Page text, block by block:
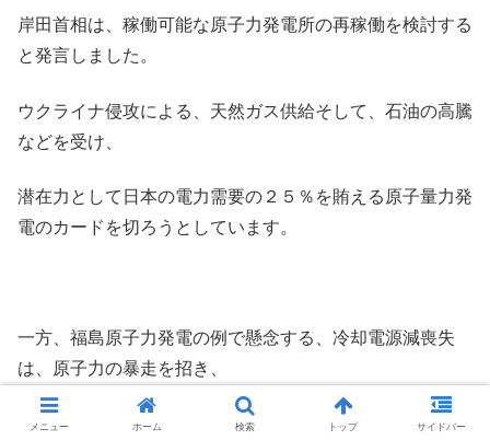
岸田首相は、稼働可能な原子力発電所の再稼働を検討する
と発言しました。
ウクライナ侵攻による、天然ガス供給そして、石油の高騰
などを受け、
潜在力として日本の電力需要の２５％を賄える原子量力発
電のカードを切ろうとしています。
一方、福島原子力発電の例で懸念する、冷却電源減喪失
は、原子力の暴走を招き、
チェルノブイリ事故の危険性を孕んでいるのも事実です。
メニュー ホーム 検索 トップ サイドバー